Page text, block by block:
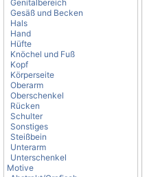
Genitalbereich
Gesäß und Becken
Hals
Hand
Hüfte
Knöchel und Fuß
Kopf
Körperseite
Oberarm
Oberschenkel
Rücken
Schulter
Sonstiges
Steißbein
Unterarm
Unterschenkel
Motive